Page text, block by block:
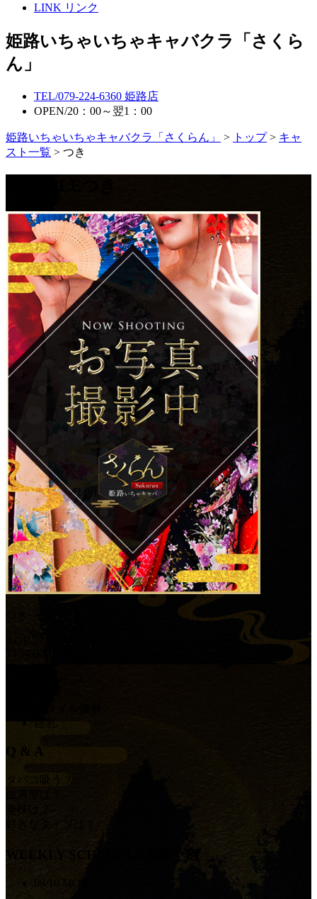
LINK リンク
姫路いちゃいちゃキャバクラ「さくら
ん」
TEL/079-224-6360 姫路店
OPEN/20：00～翌1：00
姫路いちゃいちゃキャバクラ「さくらん」 > トップ> キャ
スト一覧 > つき
(G)
巨乳
Q & A
タバコ吸う？
WEEKLY SCHEDULE
MON